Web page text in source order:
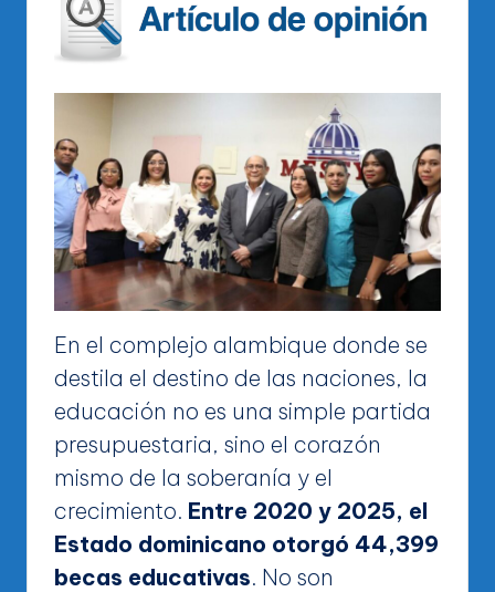
En el complejo alambique donde se
destila el destino de las naciones, la
educación no es una simple partida
presupuestaria, sino el corazón
mismo de la soberanía y el
crecimiento. Entre 2020 y 2025, el
Estado dominicano otorgó 44,399
becas educativas. No son